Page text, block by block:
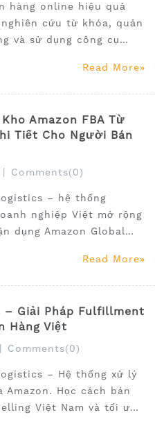
hàng online hiệu quả
cứu từ khóa, quản
và sử dụng công cụ
cầu trên Amazon.Read More
Amazon FBA Từ
Tiết Cho Người Bán
Comments(0)
– hệ thống
nghiệp Việt mở rộng
dụng Amazon Global
Read More
– Giải Pháp Fulfillment
Hàng Việt
Comments(0)
– Hệ thống xử lý
Học cách bán
Việt Nam và tối ưu